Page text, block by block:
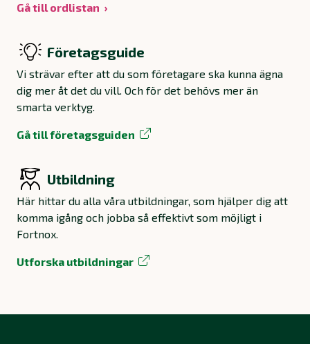
Gå till ordlistan
Företagsguide
Vi strävar efter att du som företagare ska kunna ägna
dig mer åt det du vill. Och för det behövs mer än
smarta verktyg.
Gå till företagsguiden
Utbildning
Här hittar du alla våra utbildningar, som hjälper dig att
komma igång och jobba så effektivt som möjligt i
Fortnox.
Utforska utbildningar